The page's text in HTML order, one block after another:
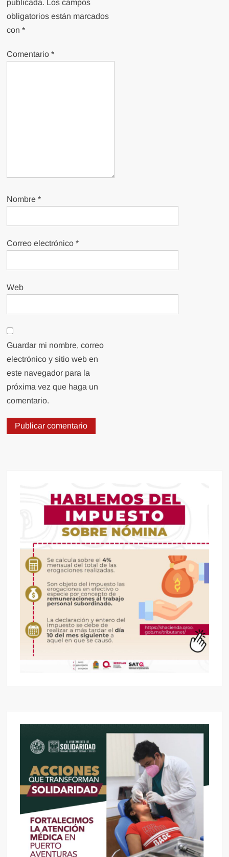
publicada. Los campos
obligatorios están marcados
con*
Comentario*
Nombre*
Correo electrónico*
Web
Guardar mi nombre, correo
electrónico y sitio web en
este navegador para la
próxima vez que haga un
comentario.